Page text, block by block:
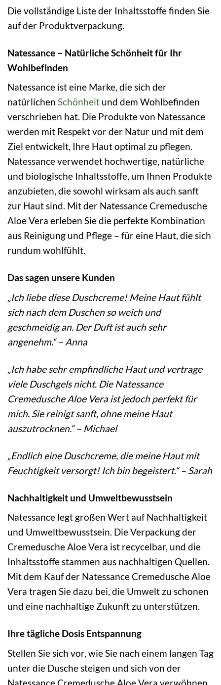
Die vollständige Liste der Inhaltsstoffe finden Sie
auf der Produktverpackung.
Natessance – Natürliche Schönheit für Ihr
Wohlbefinden
Natessance ist eine Marke, die sich der
natürlichen Schönheit und dem Wohlbefinden
verschrieben hat. Die Produkte von Natessance
werden mit Respekt vor der Natur und mit dem
Ziel entwickelt, Ihre Haut optimal zu pflegen.
Natessance verwendet hochwertige, natürliche
und biologische Inhaltsstoffe, um Ihnen Produkte
anzubieten, die sowohl wirksam als auch sanft
zur Haut sind. Mit der Natessance Cremedusche
Aloe Vera erleben Sie die perfekte Kombination
aus Reinigung und Pflege – für eine Haut, die sich
rundum wohlfühlt.
Das sagen unsere Kunden
„Ich liebe diese Duschcreme! Meine Haut fühlt
sich nach dem Duschen so weich und
geschmeidig an. Der Duft ist auch sehr
angenehm.“ – Anna
„Ich habe sehr empfindliche Haut und vertrage
viele Duschgels nicht. Die Natessance
Cremedusche Aloe Vera ist jedoch perfekt für
mich. Sie reinigt sanft, ohne meine Haut
auszutrocknen.“ – Michael
„Endlich eine Duschcreme, die meine Haut mit
Feuchtigkeit versorgt! Ich bin begeistert.“ – Sarah
Nachhaltigkeit und Umweltbewusstsein
Natessance legt großen Wert auf Nachhaltigkeit
und Umweltbewusstsein. Die Verpackung der
Cremedusche Aloe Vera ist recycelbar, und die
Inhaltsstoffe stammen aus nachhaltigen Quellen.
Mit dem Kauf der Natessance Cremedusche Aloe
Vera tragen Sie dazu bei, die Umwelt zu schonen
und eine nachhaltige Zukunft zu unterstützen.
Ihre tägliche Dosis Entspannung
Stellen Sie sich vor, wie Sie nach einem langen Tag
unter die Dusche steigen und sich von der
Natessance Cremedusche Aloe Vera verwöhnen